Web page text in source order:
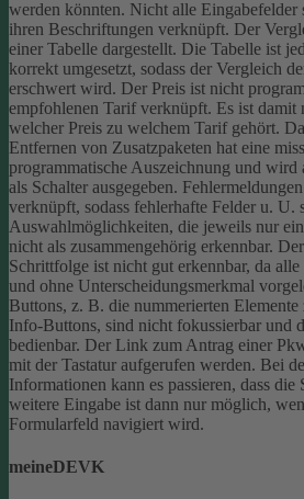
werden könnten. Nicht alle Eingabefelder
ihren Beschriftungen verknüpft. Der
einer Tabelle dargestellt. Die Tabelle ist
korrekt umgesetzt, sodass der Vergleich
erschwert wird. Der Preis ist nicht
empfohlenen Tarif verknüpft. Es ist damit
welcher Preis zu welchem Tarif gehört.
Entfernen von Zusatzpaketen hat eine
programmatische Auszeichnung und wird
als Schalter ausgegeben.
verknüpft, sodass fehlerhafte Felder u. U.
Auswahlmöglichkeiten, die jeweils nur
nicht als zusammengehörig erkennbar.
Schrittfolge ist nicht gut erkennbar, da
und ohne Unterscheidungsmerkmal
Buttons, z. B. die nummerierten
Info-Buttons, sind nicht fokussierbar und
bedienbar. Der Link zum Antrag einer
mit der Tastatur aufgerufen werden. Bei
Informationen kann es passieren, dass
weitere Eingabe ist dann nur möglich,
Formularfeld navigiert wird.
meineDEVK